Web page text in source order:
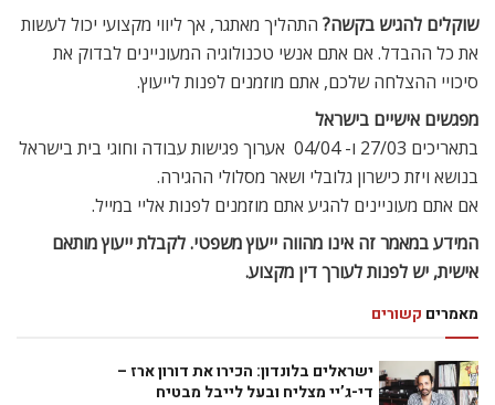
שוקלים להגיש בקשה? התהליך מאתגר, אך ליווי מקצועי יכול לעשות
את כל ההבדל. אם אתם אנשי טכנולוגיה המעוניינים לבדוק את
סיכויי ההצלחה שלכם, אתם מוזמנים לפנות לייעוץ.
מפגשים אישיים בישראל
בתאריכים 27/03 ו- 04/04 אערוך פגישות עבודה וחוגי בית בישראל
בנושא ויזת כישרון גלובלי ושאר מסלולי ההגירה.
אם אתם מעוניינים להגיע אתם מוזמנים לפנות אליי במייל.
המידע במאמר זה אינו מהווה ייעוץ משפטי. לקבלת ייעוץ מותאם
אישית, יש לפנות לעורך דין מקצוע.
מאמרים קשורים
ישראלים בלונדון: הכירו את דורון ארז –
די-ג’יי מצליח ובעל לייבל מבטיח